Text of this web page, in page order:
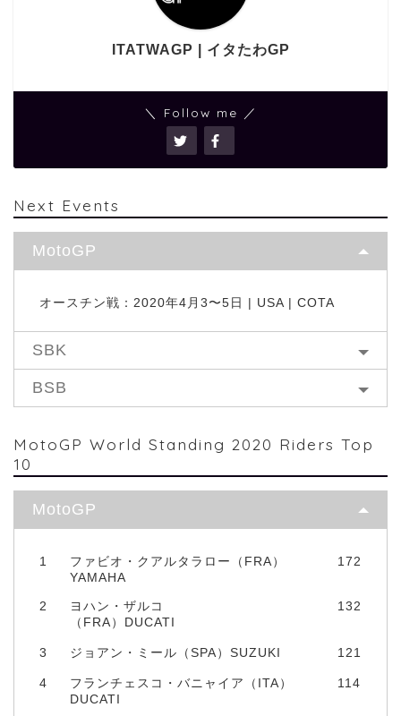
ITATWAGP | イタたわGP
＼ Follow me ／
Next Events
MotoGP
オースチン戦：2020年4月3〜5日 | USA | COTA
SBK
BSB
MotoGP World Standing 2020 Riders Top
10
MotoGP
1
ファビオ・クアルタラロー（FRA）
YAMAHA
172
2
ヨハン・ザルコ
（FRA）DUCATI
132
3 ジョアン・ミール（SPA）SUZUKI 121
4
フランチェスコ・バニャイア（ITA）
DUCATI
114